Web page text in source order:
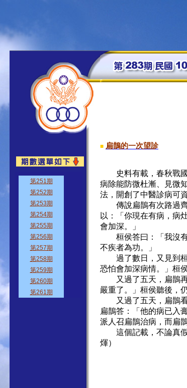
■ 扁鵲的一次望診
史料有載，春秋戰國
病除能防微杜漸、見微
法，開創了中醫診病可
傳說扁鵲有次路過齊
以：「你現在有病，病
會加深。」
桓侯答曰：「我沒有
不疾者為功。」
過了數日，又見到桓
恐怕會加深病情。」桓
又過了五天，扁鵲再
嚴重了。」桓侯聽後，
又過了五天，扁鵲看
扁鵲答：「他的病已入
派人召扁鵲治病，而扁
這個記載，不論真假
煇）